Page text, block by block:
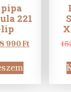
221
lip
Ft.
990FtCurrent
990 Ft.